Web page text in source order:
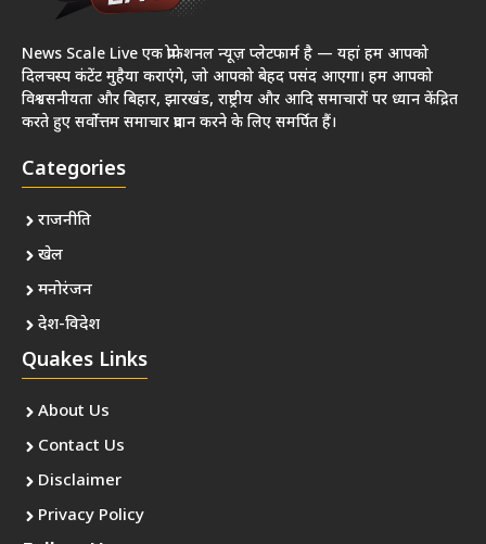
News Scale Live एक प्रोफेशनल न्यूज़ प्लेटफार्म है — यहां हम आपको
दिलचस्प कंटेंट मुहैया कराएंगे, जो आपको बेहद पसंद आएगा। हम आपको
विश्वसनीयता और बिहार, झारखंड, राष्ट्रीय और आदि समाचारों पर ध्यान केंद्रित
करते हुए सर्वोत्तम समाचार प्रदान करने के लिए समर्पित हैं।
Categories
राजनीति
खेल
मनोरंजन
देश-विदेश
Quakes Links
About Us
Contact Us
Disclaimer
Privacy Policy